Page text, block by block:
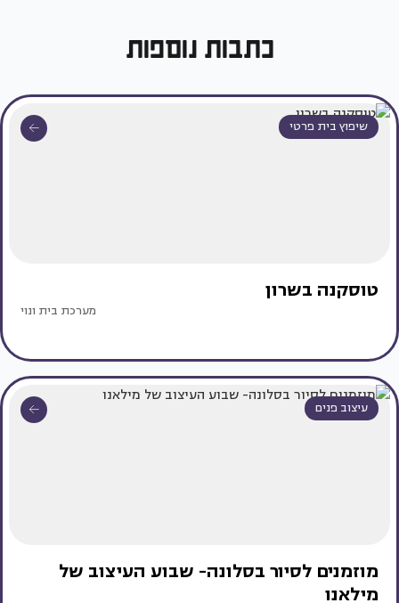
כתבות נוספות
שיפוץ בית פרטי
טוסקנה בשרון
מערכת בית ונוי
עיצוב פנים
מוזמנים לסיור בסלונה- שבוע העיצוב של
מילאנו